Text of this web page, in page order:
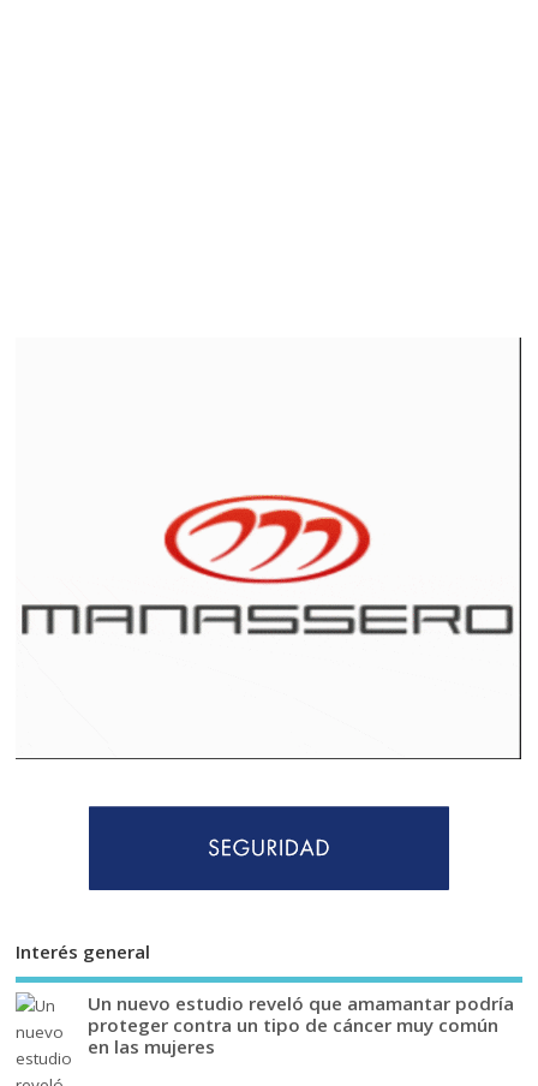
Interés general
Un nuevo estudio reveló que amamantar podría
proteger contra un tipo de cáncer muy común
en las mujeres